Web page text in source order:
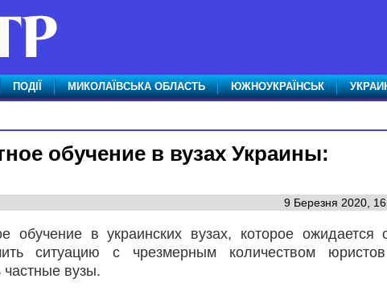
ПОДІЇ МИКОЛАЇВСЬКА ОБЛАСТЬ ЮЖНОУКРАЇНСЬК
обучение в вузах Украины:
9 Березня 2020,
обучение в украинских вузах, которое ожидается
ситуацию с чрезмерным количеством
вузы.